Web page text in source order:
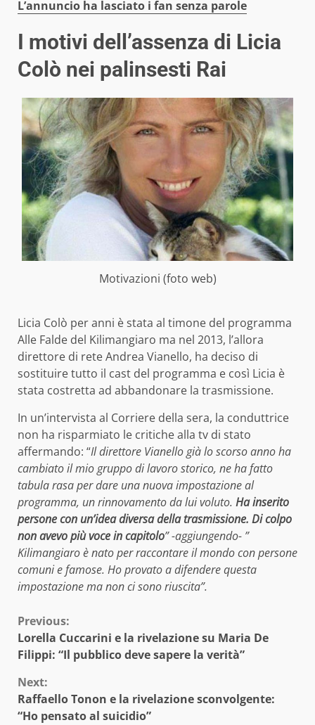
L’annuncio ha lasciato i fan senza parole
I motivi dell’assenza di Licia
Colò nei palinsesti Rai
Motivazioni (foto web)
Licia Colò per anni è stata al timone del programma
Alle Falde del Kilimangiaro ma nel 2013, l’allora
direttore di rete Andrea Vianello, ha deciso di
sostituire tutto il cast del programma e così Licia è
stata costretta ad abbandonare la trasmissione.
In un’intervista al Corriere della sera, la conduttrice
non ha risparmiato le critiche alla tv di stato
affermando: “Il direttore Vianello già lo scorso anno ha
cambiato il mio gruppo di lavoro storico, ne ha fatto
tabula rasa per dare una nuova impostazione al
programma, unrinnovamentoda lui voluto. Ha inserito
persone con un’idea diversa della trasmissione. Di colpo
non avevo più voce in capitolo” -aggiungendo- ”
Kilimangiaro è nato per raccontare il mondo con persone
comuni e famose. Ho provato a difendere questa
impostazione ma non ci sono riuscita”.
Continue
Reading
Previous:
Lorella Cuccarini e la rivelazione su Maria De
Filippi: “Il pubblico deve sapere la verità”
Next:
Raffaello Tonon e la rivelazione sconvolgente:
“Ho pensato al suicidio”